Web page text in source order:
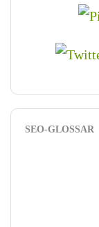
SEO-GLOSSAR